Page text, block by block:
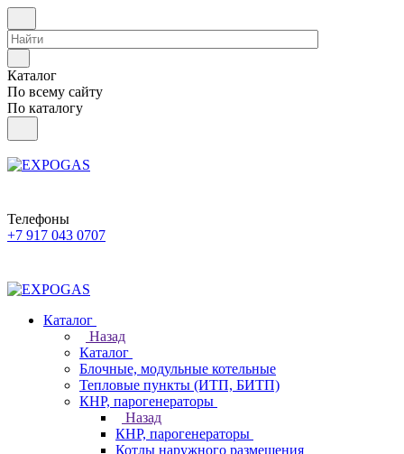
Каталог
По всему сайту
По каталогу
Телефоны
+7 917 043 0707
Каталог
Назад
Каталог
Блочные, модульные котельные
Тепловые пункты (ИТП, БИТП)
КНР, парогенераторы
Назад
КНР, парогенераторы
Котлы наружного размещения